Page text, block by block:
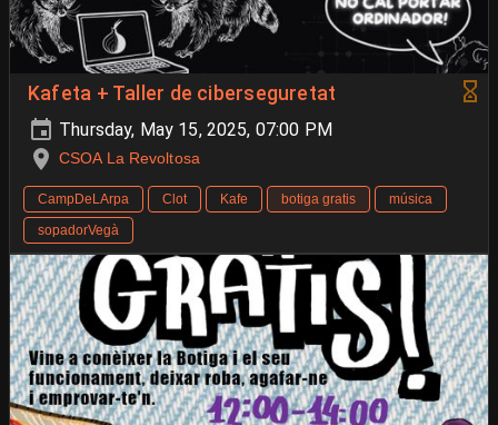
Kafeta + Taller de ciberseguretat
Thursday, May 15, 2025, 07:00 PM
CSOA La Revoltosa
CampDeLArpa Clot Kafe botiga gratis
música
sopadorVegà